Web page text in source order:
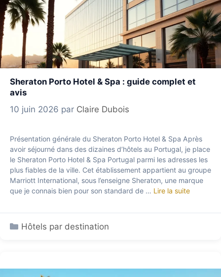
Sheraton Porto Hotel & Spa : guide complet et
avis
10 juin 2026 par Claire Dubois
Présentation générale du Sheraton Porto Hotel & Spa Après
avoir séjourné dans des dizaines d’hôtels au Portugal, je place
le Sheraton Porto Hotel & Spa Portugal parmi les adresses les
plus fiables de la ville. Cet établissement appartient au groupe
Marriott International, sous l’enseigne Sheraton, une marque
que je connais bien pour son standard de … Lire la suite
Catégories
Hôtels par destination